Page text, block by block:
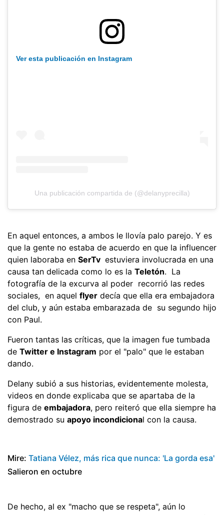
Ver esta publicación en Instagram
Una publicación compartida de (@delanyprecilla)
En aquel entonces, a ambos le llovía palo parejo. Y es
que la gente no estaba de acuerdo en que la influencer
quien laboraba en SerTv estuviera involucrada en una
causa tan delicada como lo es la Teletón. La
fotografía de la excurva al poder recorrió las redes
sociales, en aquel flyer decía que ella era embajadora
del club, y aún estaba embarazada de su segundo hijo
con Paul.
Fueron tantas las críticas, que la imagen fue tumbada
de Twitter e Instagram por el "palo" que le estaban
dando.
Delany subió a sus historias, evidentemente molesta,
videos en donde explicaba que se apartaba de la
figura de embajadora, pero reiteró que ella siempre ha
demostrado su apoyo incondicional con la causa.
Mire: Tatiana Vélez, más rica que nunca: 'La gorda esa'
Salieron en octubre
De hecho, al ex "macho que se respeta", aún lo